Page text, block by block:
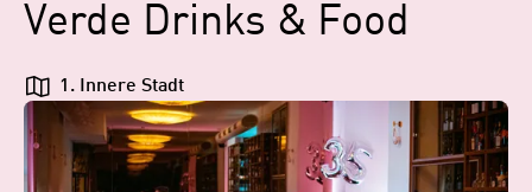
Verde Drinks & Food
1. Innere Stadt